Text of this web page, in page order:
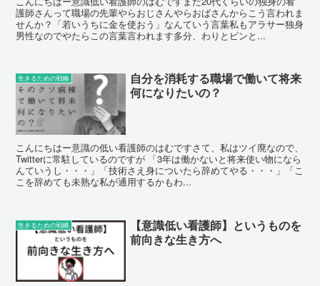
護師さんって職場の先輩やらおじさんやらおばさんからこう言われま
せんか？「若いうちに金を使おう」なんていう言葉私もアラサー独身
男性なのでやたらこの言葉言われます多分、わりとピンと...
生きるための戦略
自分を消耗する職場で働いて将来
何になりたいの？
こんにちはー意識の低い看護師のはむですさて、私はツイ廃なので、
Twitterに常駐しているのですが 「3年は働かないと将来使い物になら
んていうし・・・」「技術さえ身についたら辞めてやる・・・」「こ
こを辞めても未熟な私が通用するかもわ...
生きるための戦略
【意識低い看護師】というものを
前向きな生き方へ